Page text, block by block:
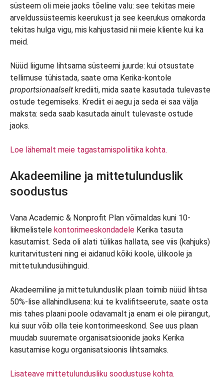
süsteem oli meie jaoks tõeline valu: see tekitas meie
arveldussüsteemis keerukust ja see keerukus omakorda
tekitas hulga vigu, mis kahjustasid nii meie kliente kui ka
meid.
Nüüd liigume lihtsama süsteemi juurde: kui otsustate
tellimuse tühistada, saate oma Kerika-kontole
proportsionaalselt krediiti, mida saate kasutada tulevaste
ostude tegemiseks. Krediit ei aegu ja seda ei saa välja
maksta: seda saab kasutada ainult tulevaste ostude
jaoks.
Loe lähemalt meie tagastamispoliitika kohta.
Akadeemiline ja mittetulunduslik
soodustus
Vana Academic & Nonprofit Plan võimaldas kuni 10-
liikmelistele kontorimeeskondadele Kerika tasuta
kasutamist. Seda oli alati tülikas hallata, see viis (kahjuks)
kuritarvitusteni ning ei aidanud kõiki koole, ülikoole ja
mittetulundusühinguid.
Akadeemiline ja mittetulunduslik plaan toimib nüüd lihtsa
50%-lise allahindlusena: kui te kvalifitseerute, saate osta
mis tahes plaani poole odavamalt ja enam ei ole piirangut,
kui suur võib olla teie kontorimeeskond. See uus plaan
muudab suuremate organisatsioonide jaoks Kerika
kasutamise kogu organisatsioonis lihtsamaks.
Lisateave mittetulundusliku soodustuse kohta.